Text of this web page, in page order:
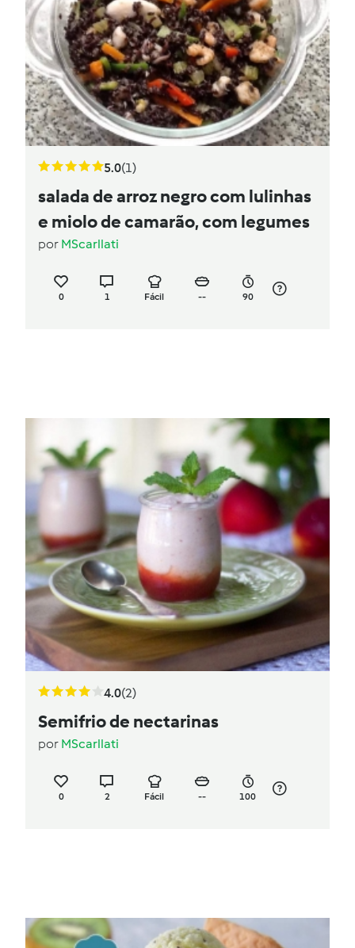
5.0(1)
salada de arroz negro com lulinhas
e miolo de camarão, com legumes
por MScarllati
0 1 Fácil -- 90
4.0(2)
Semifrio de nectarinas
por MScarllati
0 2 Fácil -- 100